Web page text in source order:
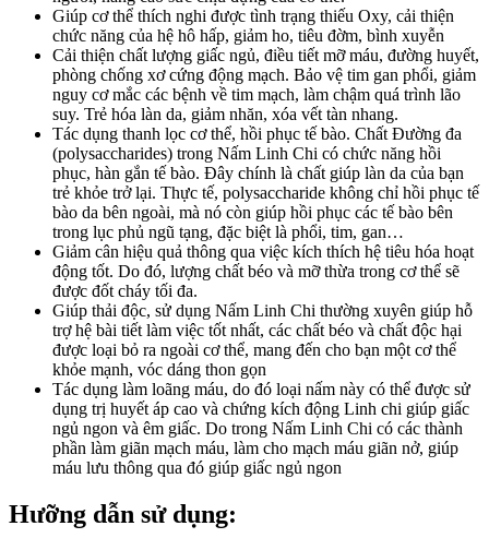
Giúp cơ thể thích nghi được tình trạng thiếu Oxy, cải thiện
chức năng của hệ hô hấp, giảm ho, tiêu đờm, bình xuyễn
Cải thiện chất lượng giấc ngủ, điều tiết mỡ máu, đường huyết,
phòng chống xơ cứng động mạch. Bảo vệ tim gan phổi, giảm
nguy cơ mắc các bệnh về tim mạch, làm chậm quá trình lão
suy. Trẻ hóa làn da, giảm nhăn, xóa vết tàn nhang.
Tác dụng thanh lọc cơ thể, hồi phục tế bào. Chất Đường đa
(polysaccharides) trong Nấm Linh Chi có chức năng hồi
phục, hàn gắn tế bào. Đây chính là chất giúp làn da của bạn
trẻ khỏe trở lại. Thực tế, polysaccharide không chỉ hồi phục tế
bào da bên ngoài, mà nó còn giúp hồi phục các tế bào bên
trong lục phủ ngũ tạng, đặc biệt là phổi, tim, gan…
Giảm cân hiệu quả thông qua việc kích thích hệ tiêu hóa hoạt
động tốt. Do đó, lượng chất béo và mỡ thừa trong cơ thể sẽ
được đốt cháy tối đa.
Giúp thải độc, sử dụng Nấm Linh Chi thường xuyên giúp hỗ
trợ hệ bài tiết làm việc tốt nhất, các chất béo và chất độc hại
được loại bỏ ra ngoài cơ thể, mang đến cho bạn một cơ thể
khỏe mạnh, vóc dáng thon gọn
Tác dụng làm loãng máu, do đó loại nấm này có thể được sử
dụng trị huyết áp cao và chứng kích động Linh chi giúp giấc
ngủ ngon và êm giấc. Do trong Nấm Linh Chi có các thành
phần làm giãn mạch máu, làm cho mạch máu giãn nở, giúp
máu lưu thông qua đó giúp giấc ngủ ngon
Hưỡng dẫn sử dụng: